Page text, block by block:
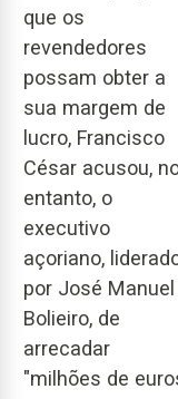
que os
revendedores
possam obter a
sua margem de
lucro, Francisco
César acusou,
entanto, o
executivo
açoriano,
por José Manuel
Bolieiro, de
arrecadar
"milhões de